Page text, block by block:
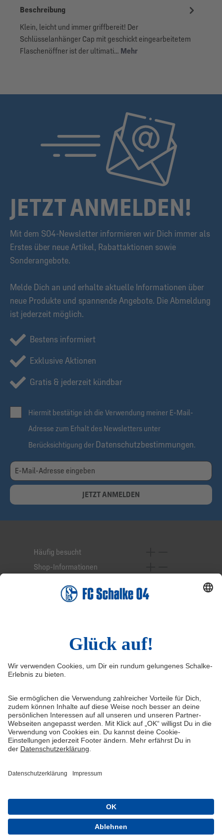
Beschreibung
Klein, leicht und immer griffbereit! Der
Schlüsselanhänger Cap mit geschickt eingearbeitetem
Flaschenöffner ist der ultimati… Mehr
JETZT ANMELDEN!
Mit dem S04-Newsletter informieren wir Dich immer als
Erstes über neue Artikel, Rabattaktionen sowie
Sonderangebote.
Melde Dich an und erhalte aktuelle Informationen über
neue Produkte und spannende Angebote. Die Abmeldung
ist jederzeit möglich.
Bestens informiert
Exklusive Aktionen
Gratis & jederzeit kündbar
Hiermit bestätige ich die Verwendung meiner E-Mail-
Adresse zum Erhalt des Newsletters unter
Berücksichtigung der Datenschutzbestimmungen.
JETZT ANMELDEN
Häufig besucht
Shop-Informationen
Service-Hotline
Widerruf Vertrag widerrufen
AGB
Cookie-Einstellungen
Datenschutzerklärung Impressum